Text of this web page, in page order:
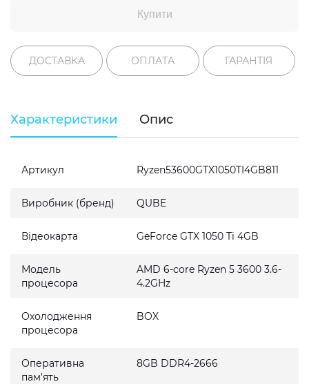
Купити
ДОСТАВКА ОПЛАТА ГАРАНТІЯ
Характеристики Опис
Артикул Ryzen53600GTX1050TI4GB811
Виробник (бренд) QUBE
Відеокарта GeForce GTX 1050 Ti 4GB
Модель
процесора
AMD 6-core Ryzen 5 3600 3.6-
4.2GHz
Охолодження
процесора
BOX
Оперативна
пам'ять
8GB DDR4-2666